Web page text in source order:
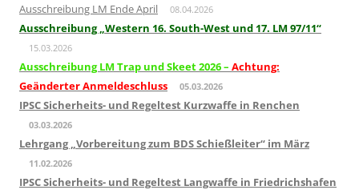
Ausschreibung LM Ende April 08.04.2026
Ausschreibung „Western 16. South-West und 17. LM 97/11“
15.03.2026
Ausschreibung LM Trap und Skeet 2026 – Achtung:
Geänderter Anmeldeschluss
05.03.2026
IPSC Sicherheits- und Regeltest Kurzwaffe in Renchen
03.03.2026
Lehrgang „Vorbereitung zum BDS Schießleiter“ im März
11.02.2026
IPSC Sicherheits- und Regeltest Langwaffe in Friedrichshafen